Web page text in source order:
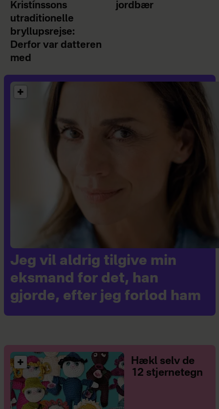
Kristínssons
utraditionelle
bryllupsrejse:
Derfor var datteren
med
jordbær
Jeg vil aldrig tilgive min
eksmand for det, han
gjorde, efter jeg forlod ham
Hækl selv de
12 stjernetegn